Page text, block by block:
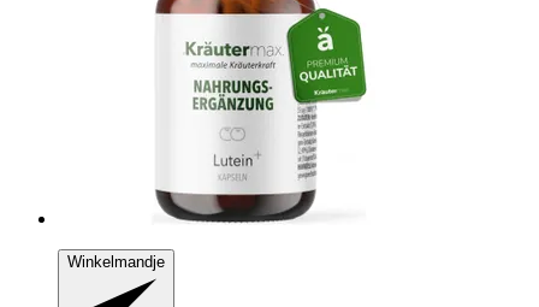
Winkelmandje